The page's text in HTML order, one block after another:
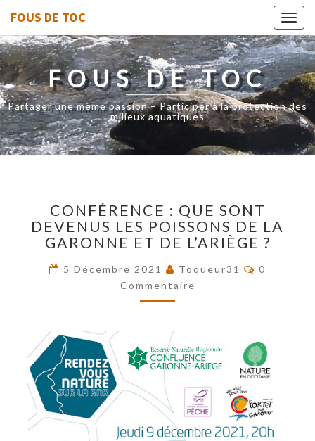
FOUS DE TOC
FOUS DE TOC
Partager une même passion – Participer à la protection des
milieux aquatiques
:
QUE
SONT
LES
POISSONS
DE
GARONNE
ET
DE
L’ARIÈGE
?
CONFÉRENCE : QUE SONT
DEVENUS LES POISSONS DE LA
GARONNE ET DE L’ARIÈGE ?
5 Décembre 2021 Toqueur31
0
Commentaire